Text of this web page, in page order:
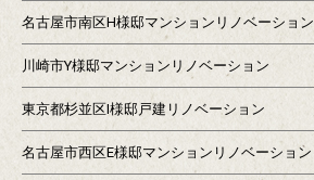
名古屋市南区H様邸マンションリノベーション
川崎市Y様邸マンションリノベーション
東京都杉並区I様邸戸建リノベーション
名古屋市西区E様邸マンションリノベーション